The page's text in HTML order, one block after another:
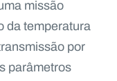
missão
da temperatura
por
parâmetros